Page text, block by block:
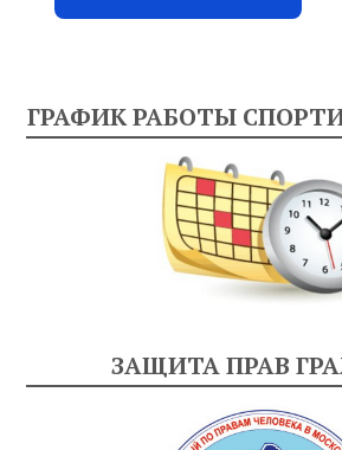
ГРАФИК РАБОТЫ
ЗАЩИТА ПРАВ